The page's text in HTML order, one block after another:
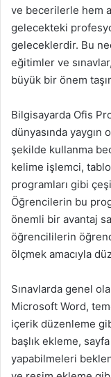
ve becerilerle hem
gelecekteki
geleceklerdir. Bu
eğitimler ve
büyük bir önem
Bilgisayarda Ofis
dünyasında yaygın
şekilde kullanma
kelime işlemci,
programları gibi
Öğrencilerin bu
önemli bir avantaj
öğrencililerin
ölçmek amacıyla
Sınavlarda genel
Microsoft Word,
içerik düzenleme
başlık ekleme,
yapabilmeleri